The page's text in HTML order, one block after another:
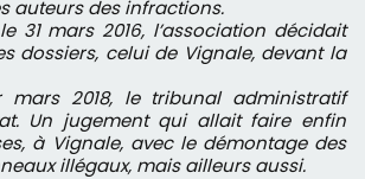
auteurs des infractions.
31 mars 2016, l’association décidait
dossiers, celui de Vignale, devant la
mars 2018, le tribunal administratif
Un jugement qui allait faire enfin
à Vignale, avec le démontage des
illégaux, mais ailleurs aussi.